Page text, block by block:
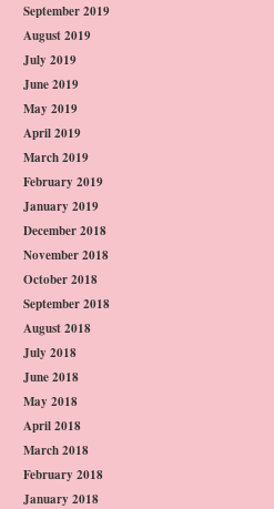
September 2019
August 2019
July 2019
June 2019
May 2019
April 2019
March 2019
February 2019
January 2019
December 2018
November 2018
October 2018
September 2018
August 2018
July 2018
June 2018
May 2018
April 2018
March 2018
February 2018
January 2018